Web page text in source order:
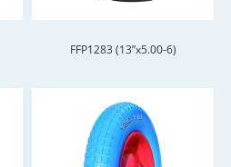
FFP1283 (13”x5.00-6)